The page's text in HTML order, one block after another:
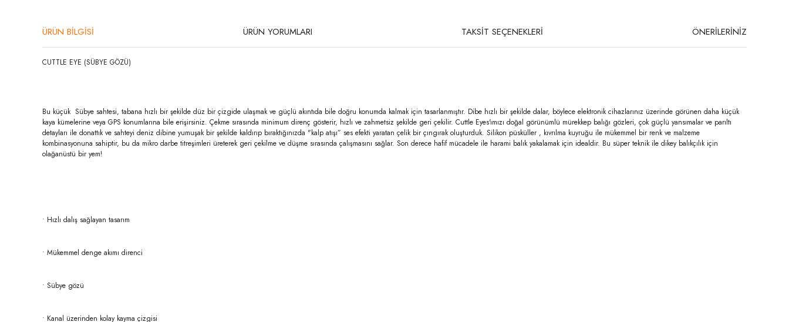
ÜRÜN BİLGİSİ ÜRÜN YORUMLARI TAKSİT SEÇENEKLERİ ÖNERİLERİNİZ
CUTTLE EYE (SÜBYE GÖZÜ)
Bu küçük Sübye sahtesi, tabana hızlı bir şekilde düz bir çizgide ulaşmak ve güçlü akıntıda bile doğru konumda kalmak için tasarlanmıştır. Dibe hızlı bir şekilde dalar, böylece elektronik cihazlarınız üzerinde görünen daha küçük
kaya kümelerine veya GPS konumlarına bile erişirsiniz. Çekme sırasında minimum direnç gösterir, hızlı ve zahmetsiz şekilde geri çekilir. Cuttle Eyes'ımızı doğal görünümlü mürekkep balığı gözleri, çok güçlü yansımalar ve parıltı
detayları ile donattık ve sahteyi deniz dibine yumuşak bir şekilde kaldırıp bıraktığınızda "kalp atışı” ses efekti yaratan çelik bir çıngırak oluşturduk. Silikon püsküller , kıvrılma kuyruğu ile mükemmel bir renk ve malzeme
kombinasyonuna sahiptir, bu da mikro darbe titreşimleri üreterek geri çekilme ve düşme sırasında çalışmasını sağlar. Son derece hafif mücadele ile harami balık yakalamak için idealdir. Bu süper teknik ile dikey balıkçılık için
olağanüstü bir yem!
• Hızlı dalış sağlayan tasarım
• Mükemmel denge akımı direnci
• Sübye gözü
• Kanal üzerinden kolay kayma çizgisi